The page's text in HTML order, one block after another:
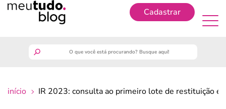
Cadastrar
início IR 2023: consulta ao primeiro lote de restituição